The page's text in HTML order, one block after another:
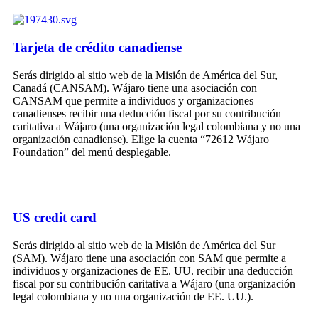
Tarjeta de crédito canadiense
Serás dirigido al sitio web de la Misión de América del Sur,
Canadá (CANSAM). Wájaro tiene una asociación con
CANSAM que permite a individuos y organizaciones
canadienses recibir una deducción fiscal por su contribución
caritativa a Wájaro (una organización legal colombiana y no una
organización canadiense). Elige la cuenta “72612 Wájaro
Foundation” del menú desplegable.
US credit card
Serás dirigido al sitio web de la Misión de América del Sur
(SAM). Wájaro tiene una asociación con SAM que permite a
individuos y organizaciones de EE. UU. recibir una deducción
fiscal por su contribución caritativa a Wájaro (una organización
legal colombiana y no una organización de EE. UU.).